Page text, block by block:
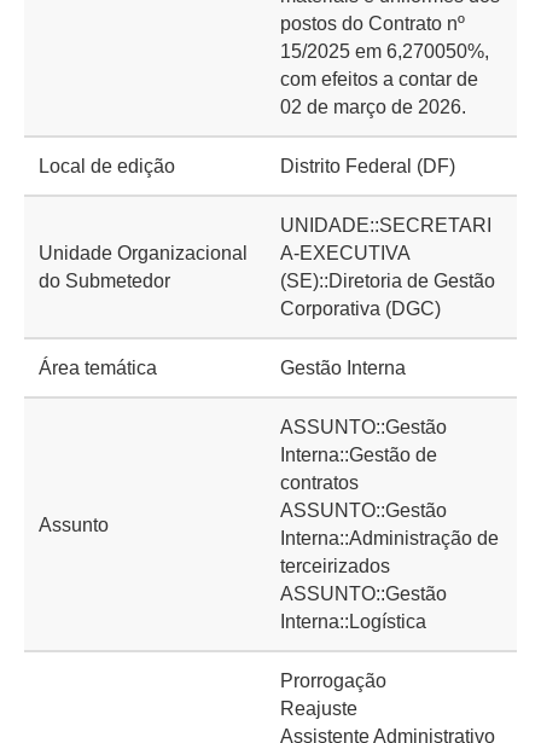
postos do Contrato nº
15/2025 em 6,270050%,
com efeitos a contar de
02 de março de 2026.
Local de edição Distrito Federal (DF)
Unidade Organizacional
do Submetedor
UNIDADE::SECRETARI
A-EXECUTIVA
(SE)::Diretoria de Gestão
Corporativa (DGC)
Área temática Gestão Interna
Assunto
ASSUNTO::Gestão
Interna::Gestão de
contratos
ASSUNTO::Gestão
Interna::Administração de
terceirizados
ASSUNTO::Gestão
Interna::Logística
Prorrogação
Reajuste
Assistente Administrativo